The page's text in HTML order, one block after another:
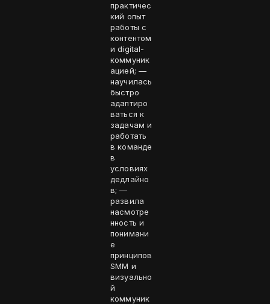
практичес
кий опыт
работы с
контентом
и digital-
коммуник
ацией; —
научилась
быстро
адаптиро
ваться к
задачам и
работать
в команде
в
условиях
дедлайно
в; —
развила
насмотре
нность и
понимани
е
принципов
SMM и
визуально
й
коммуник